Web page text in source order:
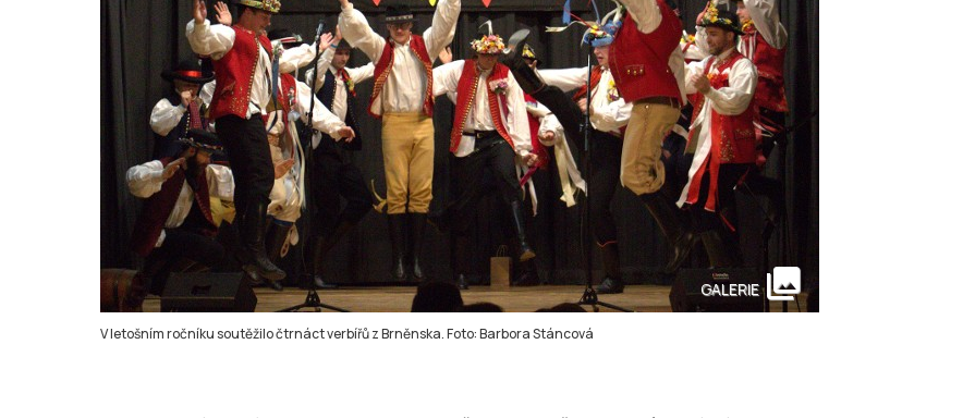
V letošním ročníku soutěžilo čtrnáct verbířů z Brněnska. Foto: Barbora Stáncová
GALERIE collections